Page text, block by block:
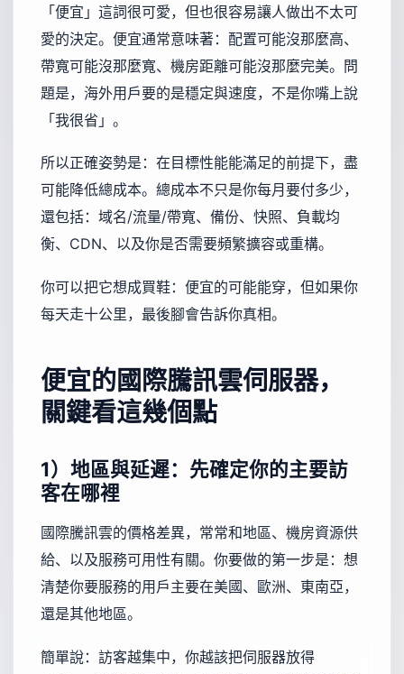
「便宜」這詞很可愛，但也很容易讓人做出不太可
愛的決定。便宜通常意味著：配置可能沒那麼高、
帶寬可能沒那麼寬、機房距離可能沒那麼完美。問
題是，海外用戶要的是穩定與速度，不是你嘴上說
「我很省」。
所以正確姿勢是：在目標性能能滿足的前提下，盡
可能降低總成本。總成本不只是你每月要付多少，
還包括：域名/流量/帶寬、備份、快照、負載均
衡、CDN、以及你是否需要頻繁擴容或重構。
你可以把它想成買鞋：便宜的可能能穿，但如果你
每天走十公里，最後腳會告訴你真相。
便宜的國際騰訊雲伺服器，
關鍵看這幾個點
1）地區與延遲：先確定你的主要訪
客在哪裡
國際騰訊雲的價格差異，常常和地區、機房資源供
給、以及服務可用性有關。你要做的第一步是：想
清楚你要服務的用戶主要在美國、歐洲、東南亞，
還是其他地區。
簡單說：訪客越集中，你越該把伺服器放得